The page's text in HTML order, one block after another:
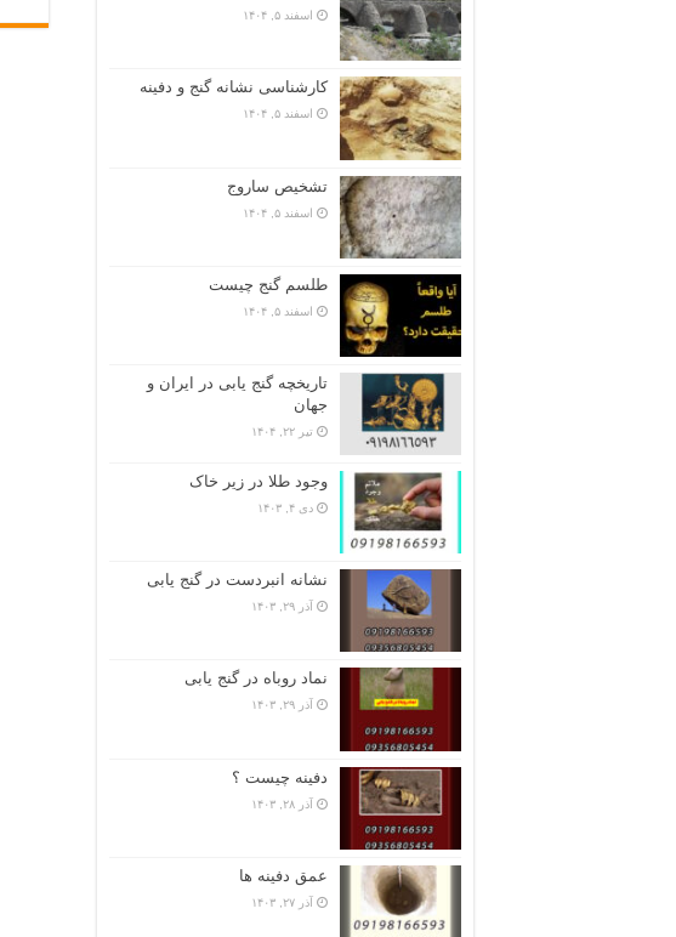
اسفند ۵, ۱۴۰۴
کارشناسی نشانه گنج و دفینه
اسفند ۵, ۱۴۰۴
تشخیص ساروج
اسفند ۵, ۱۴۰۴
طلسم گنج چیست
اسفند ۵, ۱۴۰۴
تاریخچه گنج‌ یابی در ایران و
جهان
تیر ۲۲, ۱۴۰۴
وجود طلا در زیر خاک
دی ۴, ۱۴۰۳
نشانه انبردست در گنج یابی
آذر ۲۹, ۱۴۰۳
نماد روباه در گنج یابی
آذر ۲۹, ۱۴۰۳
دفینه چیست ؟
آذر ۲۸, ۱۴۰۳
عمق دفینه ها
آذر ۲۷, ۱۴۰۳